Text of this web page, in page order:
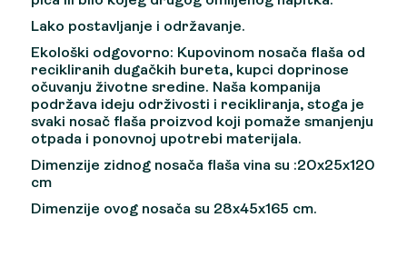
Lako postavljanje i održavanje.
Ekološki odgovorno: Kupovinom nosača flaša od
recikliranih dugačkih bureta, kupci doprinose
očuvanju životne sredine. Naša kompanija
podržava ideju održivosti i recikliranja, stoga je
svaki nosač flaša proizvod koji pomaže smanjenju
otpada i ponovnoj upotrebi materijala.
Dimenzije zidnog nosača flaša vina su :20x25x120
cm
Dimenzije ovog nosača su 28x45x165 cm.